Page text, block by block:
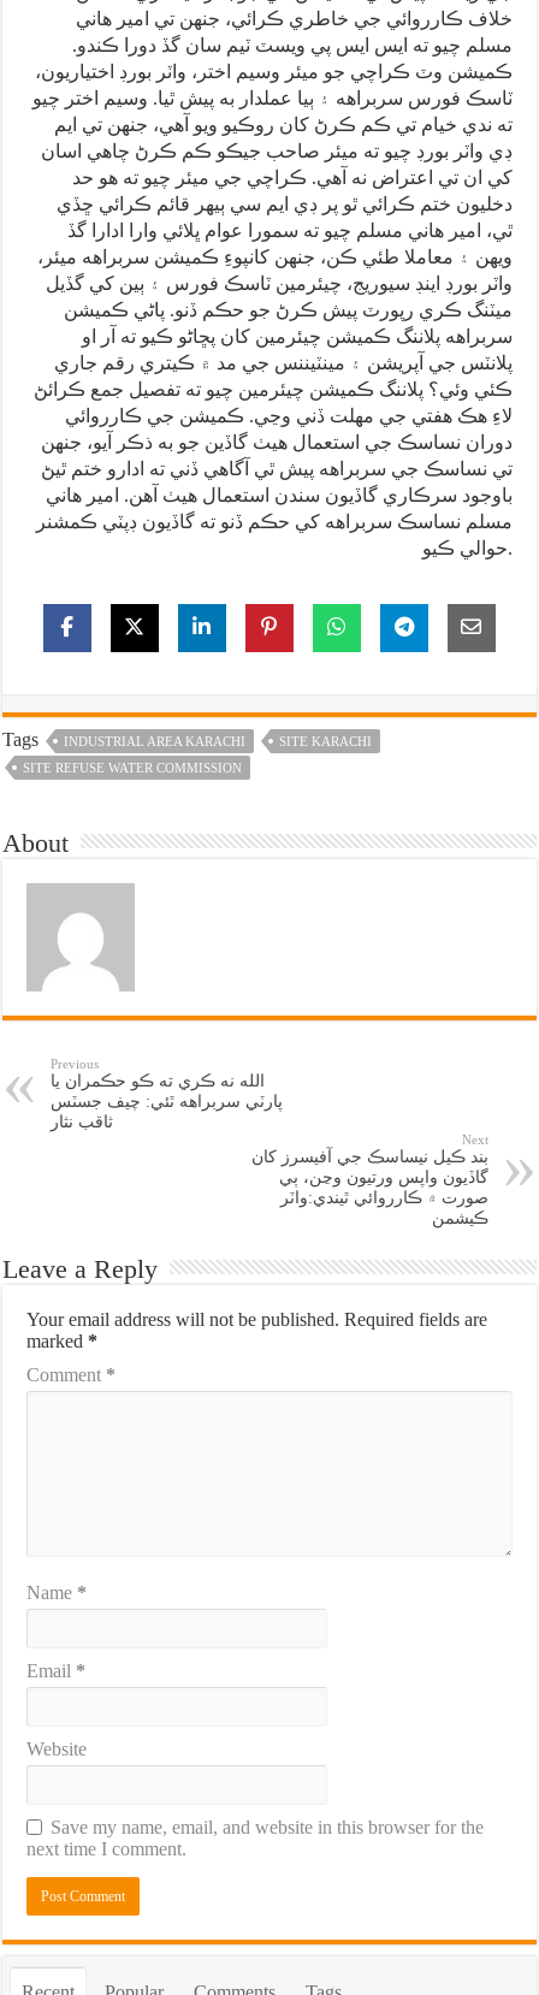
خلاف ڪارروائي جي خاطري ڪرائي، جنهن تي امير هاني
مسلم چيو ته ايس ايس پي ويسٽ ٽيم سان گڏ دورا ڪندو.
ڪميشن وٽ ڪراچي جو ميئر وسيم اختر، واٽر بورڊ اختياريون،
ٽاسڪ فورس سربراهه ۽ ٻيا عملدار به پيش ٿيا. وسيم اختر چيو
ته ندي خيام تي ڪم ڪرڻ کان روڪيو ويو آهي، جنهن تي ايم
ڊي واٽر بورڊ چيو ته ميئر صاحب جيڪو ڪم ڪرڻ چاهي اسان
کي ان تي اعتراض نه آهي. ڪراچي جي ميئر چيو ته هو حد
دخليون ختم ڪرائي ٿو پر ڊي ايم سي ٻيهر قائم ڪرائي ڇڏي
ٿي، امير هاني مسلم چيو ته سمورا عوام ڀلائي وارا ادارا گڏ
ويهن ۽ معاملا طئي ڪن، جنهن کانپوءِ ڪميشن سربراهه ميئر،
واٽر بورڊ اينڊ سيوريج، چيئرمين ٽاسڪ فورس ۽ ٻين کي گڏيل
ميٽنگ ڪري رپورٽ پيش ڪرڻ جو حڪم ڏنو. پاڻي ڪميشن
سربراهه پلاننگ ڪميشن چيئرمين کان پڇاڻو ڪيو ته آر او
پلانٽس جي آپريشن ۽ مينٽيننس جي مد ۾ ڪيتري رقم جاري
ڪئي وئي؟ پلاننگ ڪميشن چيئرمين چيو ته تفصيل جمع ڪرائڻ
لاءِ هڪ هفتي جي مهلت ڏني وڃي. ڪميشن جي ڪارروائي
دوران نساسڪ جي استعمال هيٺ گاڏين جو به ذڪر آيو، جنهن
تي نساسڪ جي سربراهه پيش ٿي آگاهي ڏني ته ادارو ختم ٿيڻ
باوجود سرڪاري گاڏيون سندن استعمال هيٺ آهن. امير هاني
مسلم نساسڪ سربراهه کي حڪم ڏنو ته گاڏيون ڊپٽي ڪمشنر
حوالي ڪيو.
Tags INDUSTRIAL AREA KARACHI
SITE KARACHI
SITE REFUSE WATER COMMISSION
About
Previous
الله نه ڪري ته ڪو حڪمران يا
پارٽي سربراهه ٿئي: چيف جسٽس
ثاقب نثار
Next
بند ڪيل نيساسڪ جي آفيسرز کان
گاڏيون واپس ورتيون وڃن، ٻي
صورت ۾ ڪارروائي ٿيندي:واٽر
ڪيشمن
Leave a Reply
Your email address will not be published. Required fields are
marked *
Comment *
Name *
Email *
Website
Save my name, email, and website in this browser for the
next time I comment.